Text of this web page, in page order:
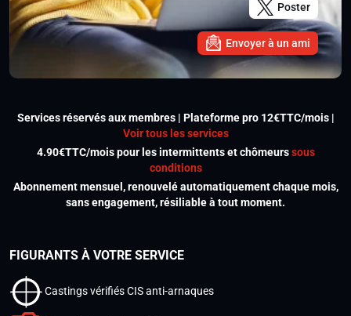
Poster
Envoyer à un ami
Services réservés aux membres | Plateforme pro 12€TTC/mois |
Voir tous les services
4.90€TTC/mois pour les intermittents et chômeurssous
conditions
Abonnement mensuel, renouvelé automatiquement chaque mois,
sans engagement, résiliable à tout moment.
FIGURANTS À VOTRE SERVICE
Castings vérifiés CIS anti-arnaques